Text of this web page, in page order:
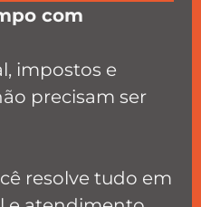
com
impostos e
precisam ser
resolve tudo em